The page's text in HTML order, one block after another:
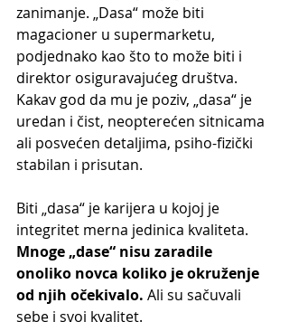
zanimanje. „Dasa“ može biti
magacioner u supermarketu,
podjednako kao što to može biti i
direktor osiguravajućeg društva.
Kakav god da mu je poziv, „dasa“ je
uredan i čist, neopterećen sitnicama
ali posvećen detaljima, psiho-fizički
stabilan i prisutan.
Biti „dasa“ je karijera u kojoj je
integritet merna jedinica kvaliteta.
Mnoge „dase“ nisu zaradile
onoliko novca koliko je okruženje
od njih očekivalo. Ali su sačuvali
sebe i svoj kvalitet.